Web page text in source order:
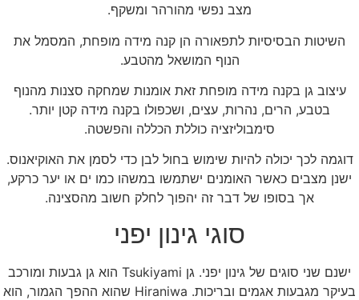
מצב נפשי מהורהר ומשקף.
השיטות הבסיסיות לתפאורה הן קנה מידה מופחת, המסמל את
הנוף המושאל מהטבע.
עיצוב גן בקנה מידה מופחת זאת אומנות שמחקה סצנות מהנוף
בטבע, הרים, נהרות, עצים, ושכפולו בקנה מידה קטן יותר.
סימבוליזציה כוללת הכללה והפשטה.
דוגמה לכך יכולה להיות שימוש בחול לבן כדי לסמן את האוקיאנוס.
ישנן מצבים כאשר האומנים ישתמשו במשהו כמו ים או יער כרקע,
אך בסופו של דבר זה יהפוך לחלק חשוב מהסצינה.
סוגי גינון יפני
ישנם שני סוגים של גינון יפני. גן Tsukiyami הוא גן גבעות ומורכב
בעיקר מגבעות אגמים ובריכות. Hiraniwa שהוא ההפך הגמור, הוא